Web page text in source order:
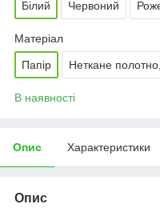
Білий Червоний
Матеріал
Папір Неткане
В наявності
Опис Характеристики
Опис